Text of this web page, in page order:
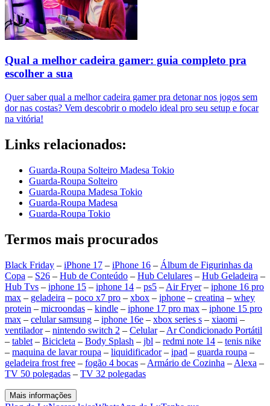
Qual a melhor cadeira gamer: guia completo pra
escolher a sua
Quer saber qual a melhor cadeira gamer pra detonar nos jogos sem
dor nas costas? Vem descobrir o modelo ideal pro seu setup e focar
na vitória!
Links relacionados:
Guarda-Roupa Solteiro Madesa Tokio
Guarda-Roupa Solteiro
Guarda-Roupa Madesa Tokio
Guarda-Roupa Madesa
Guarda-Roupa Tokio
Termos mais procurados
Black Friday – iPhone 17 – iPhone 16 – Álbum de Figurinhas da
Copa – S26 – Hub de Conteúdo – Hub Celulares – Hub Geladeira –
Hub Tvs – iphone 15 – iphone 14 – ps5 – Air Fryer– iphone 16 pro
max – geladeira – poco x7 pro – xbox – iphone – creatina – whey
protein – microondas – kindle – iphone 17 pro max – iphone 15 pro
max – celular samsung – iphone 16e – xbox series s – xiaomi –
ventilador– nintendo switch 2 – Celular– Ar Condicionado Portátil
– tablet – Bicicleta – Body Splash – jbl – redmi note 14 – tenis nike
– maquina de lavar roupa – liquidificador– ipad – guarda roupa –
geladeira frost free – fogão 4 bocas – Armário de Cozinha – Alexa –
TV 50 polegadas – TV 32 polegadas
Mais informações